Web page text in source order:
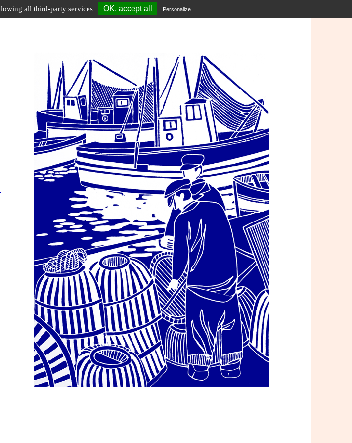
all third-party services OK, accept all Personalize